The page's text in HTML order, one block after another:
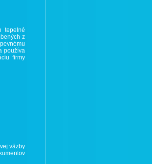
tepelné
z
používa
firmy
väzby